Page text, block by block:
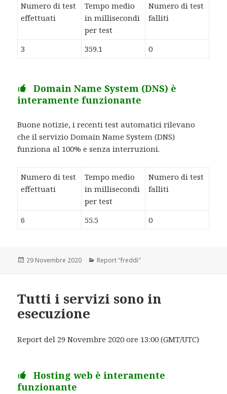
Numero di test
effettuati
Tempo medio
in millisecondi
per test
Numero di test
falliti
3 359.1 0
Domain Name System (DNS) è
interamente funzionante
Buone notizie, i recenti test automatici rilevano
che il servizio Domain Name System (DNS)
funziona al 100% e senza interruzioni.
Numero di test
effettuati
Tempo medio
in millisecondi
per test
Numero di test
falliti
6 55.5 0
Scritto
29 Novembre 2020 Categorie
Report "freddi"
Tutti i servizi sono in
esecuzione
Report del 29 Novembre 2020 ore 13:00 (GMT/UTC)
Hosting web è interamente
funzionante